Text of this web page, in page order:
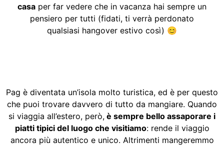
casa per far vedere che in vacanza hai sempre un
pensiero per tutti (fidati, ti verrà perdonato
qualsiasi hangover estivo così) 😊
Pag è diventata un’isola molto turistica, ed è per questo
che puoi trovare davvero di tutto da mangiare. Quando
si viaggia all’estero, però, è sempre bello assaporare i
piatti tipici del luogo che visitiamo: rende il viaggio
ancora più autentico e unico. Altrimenti mangeremmo